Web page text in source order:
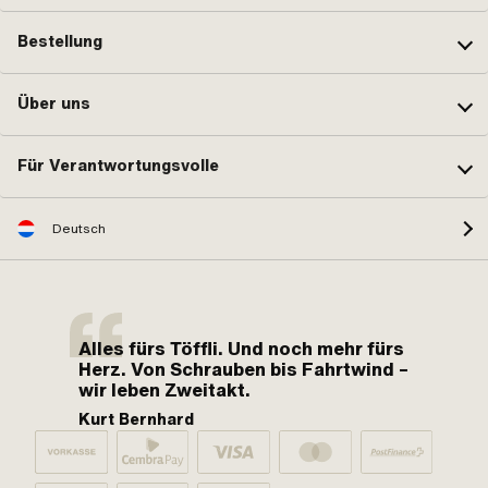
Bestellung
Über uns
Für Verantwortungsvolle
Deutsch
Alles fürs Töffli. Und noch mehr fürs
Herz. Von Schrauben bis Fahrtwind –
wir leben Zweitakt.
Kurt Bernhard